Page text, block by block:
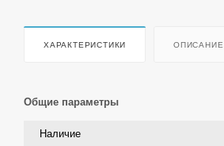
ХАРАКТЕРИСТИКИ ОПИСАНИЕ
Общие параметры
Наличие